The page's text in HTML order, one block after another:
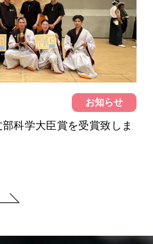
お知らせ
部科学大臣賞を受賞致しま